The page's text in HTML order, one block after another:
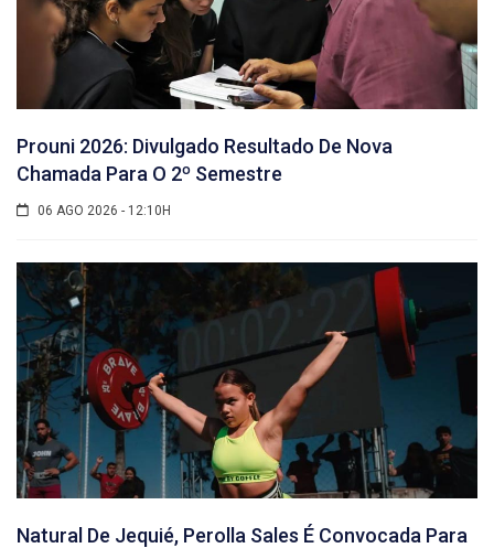
Prouni 2026: Divulgado Resultado De Nova
Chamada Para O 2º Semestre
06 AGO 2026 - 12:10H
Natural De Jequié, Perolla Sales É Convocada Para